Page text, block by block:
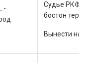
-
Судье РКФ-
бостон
Вынести на